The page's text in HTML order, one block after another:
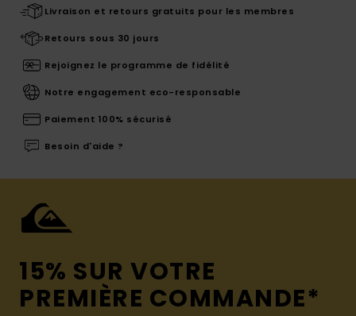
Livraison et retours gratuits pour les membres
Retours sous 30 jours
Rejoignez le programme de fidélité
Notre engagement eco-responsable
Paiement 100% sécurisé
Besoin d'aide ?
15% SUR VOTRE
PREMIÈRE COMMANDE*